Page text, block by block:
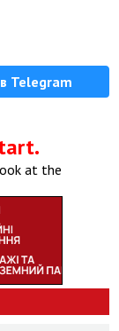
Telegram
at the